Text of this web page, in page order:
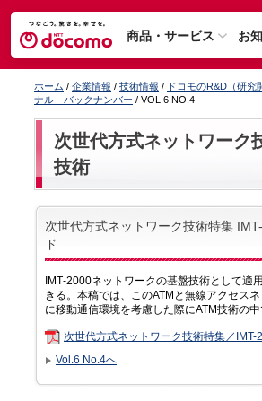
商品・サービス お
ホーム / 企業情報 / 技術情報 / ドコモのR&D（研究
ナル バックナンバー / VOL.6 NO.4
次世代方式ネットワーク
技術
次世代方式ネットワーク技術特集
ド
IMT‐2000ネットワークの基盤技術として適
きる。本稿では、このATMと無線アクセス
に移動通信環境を考慮した際にATM技術の
次世代方式ネットワーク技術特集／
Vol.6 No.4へ